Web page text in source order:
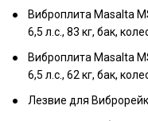
Виброплита Masalta
6,5 л.с., 83 кг, бак,
Виброплита Masalta
6,5 л.с., 62 кг, бак,
Лезвие для